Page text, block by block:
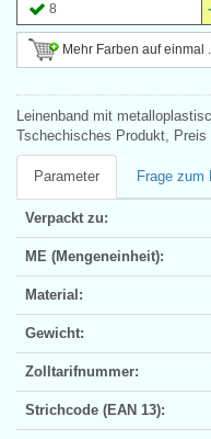
8
Mehr Farben auf einmal
Leinenband mit
Tschechisches Produkt, Preis
Parameter Frage zum
Verpackt zu:
ME (Mengeneinheit):
Material:
Gewicht:
Zolltarifnummer:
Strichcode (EAN 13):